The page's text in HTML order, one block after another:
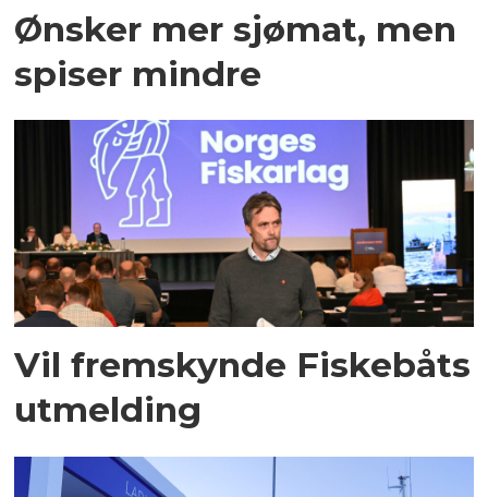
Ønsker mer sjømat, men
spiser mindre
Vil fremskynde Fiskebåts
utmelding